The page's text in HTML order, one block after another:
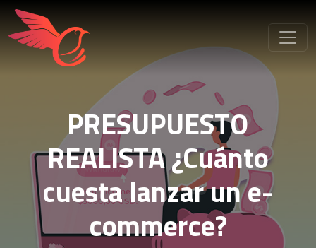
PRESUPUESTO
REALISTA ¿Cuánto
cuesta lanzar un e-
commerce?